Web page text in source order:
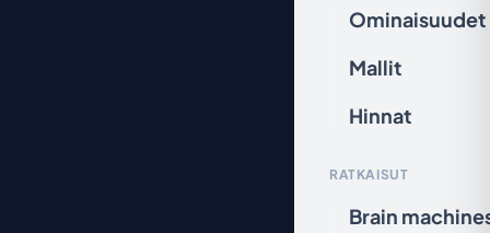
Ominaisuudet
Mallit
Hinnat
RATKAISUT
Brain